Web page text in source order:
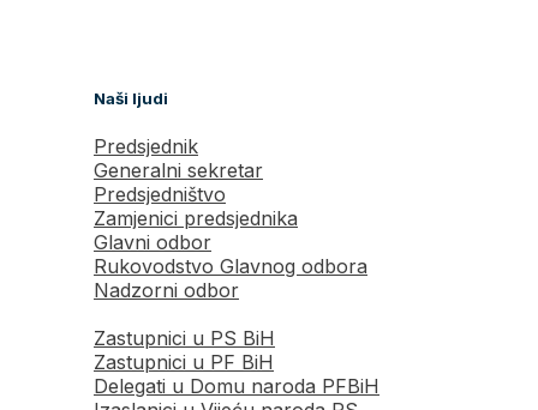
Naši ljudi
Predsjednik
Generalni sekretar
Predsjedništvo
Zamjenici predsjednika
Glavni odbor
Rukovodstvo Glavnog odbora
Nadzorni odbor
Zastupnici u PS BiH
Zastupnici u PF BiH
Delegati u Domu naroda PFBiH